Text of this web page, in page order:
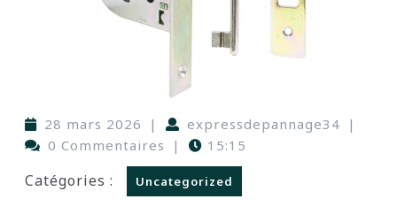
28 mars 2026 | expressdepannage34 |
0 Commentaires
| 15:15
Catégories : Uncategorized